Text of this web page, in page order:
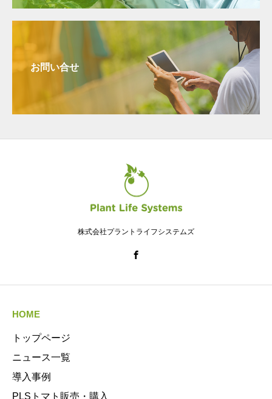
お問い合せ
株式会社プラントライフシステムズ
HOME
トップページ
ニュース一覧
導入事例
PLSトマト販売・購入